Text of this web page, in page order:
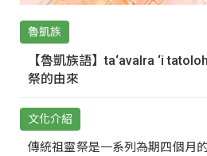
魯凱族
【魯凱族語】ta‘avalra ‘i
祭的由來
文化介紹
傳統祖靈祭是一系列為期四個月